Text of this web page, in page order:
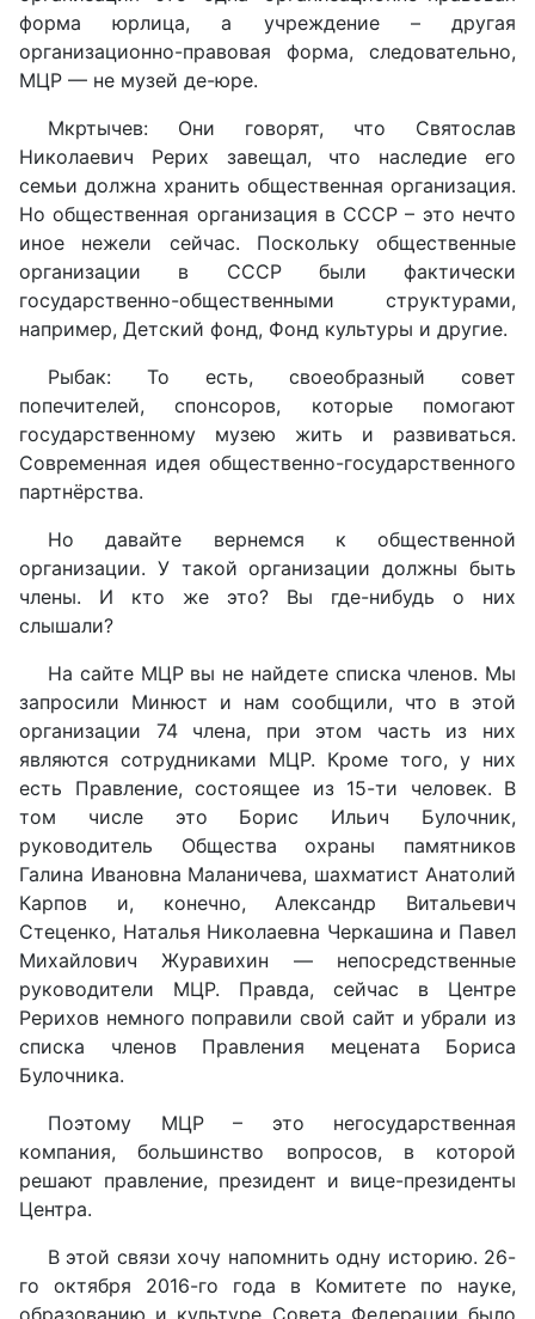
форма юрлица, а учреждение – другая
организационно-правовая форма, следовательно,
МЦР — не музей де-юре.
Мкртычев: Они говорят, что Святослав
Николаевич Рерих завещал, что наследие его
семьи должна хранить общественная организация.
Но общественная организация в СССР – это нечто
иное нежели сейчас. Поскольку общественные
организации в СССР были фактически
государственно-общественными структурами,
например, Детский фонд, Фонд культуры и другие.
Рыбак: То есть, своеобразный совет
попечителей, спонсоров, которые помогают
государственному музею жить и развиваться.
Современная идея общественно-государственного
партнёрства.
Но давайте вернемся к общественной
организации. У такой организации должны быть
члены. И кто же это? Вы где-нибудь о них
слышали?
На сайте МЦР вы не найдете списка членов. Мы
запросили Минюст и нам сообщили, что в этой
организации 74 члена, при этом часть из них
являются сотрудниками МЦР. Кроме того, у них
есть Правление, состоящее из 15-ти человек. В
том числе это Борис Ильич Булочник,
руководитель Общества охраны памятников
Галина Ивановна Маланичева, шахматист Анатолий
Карпов и, конечно, Александр Витальевич
Стеценко, Наталья Николаевна Черкашина и Павел
Михайлович Журавихин — непосредственные
руководители МЦР. Правда, сейчас в Центре
Рерихов немного поправили свой сайт и убрали из
списка членов Правления мецената Бориса
Булочника.
Поэтому МЦР – это негосударственная
компания, большинство вопросов, в которой
решают правление, президент и вице-президенты
Центра.
В этой связи хочу напомнить одну историю. 26-
го октября 2016-го года в Комитете по науке,
образованию и культуре Совета Федерации было